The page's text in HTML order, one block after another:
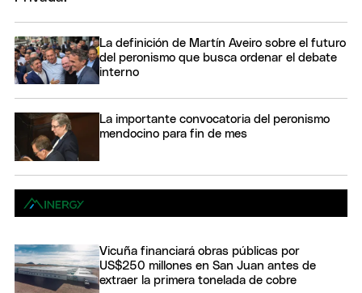
La definición de Martín Aveiro sobre el futuro
del peronismo que busca ordenar el debate
interno
La importante convocatoria del peronismo
mendocino para fin de mes
Vicuña financiará obras públicas por
US$250 millones en San Juan antes de
extraer la primera tonelada de cobre